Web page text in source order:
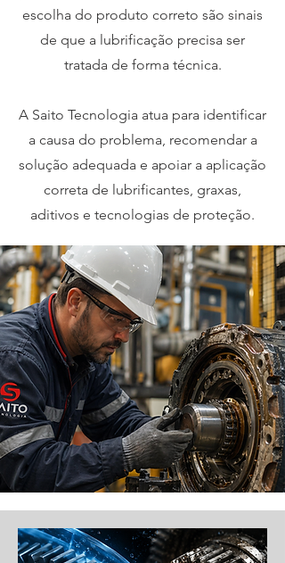
escolha do produto correto são sinais
de que a lubrificação precisa ser
tratada de forma técnica.
A Saito Tecnologia atua para identificar
a causa do problema, recomendar a
solução adequada e apoiar a aplicação
correta de lubrificantes, graxas,
aditivos e tecnologias de proteção.